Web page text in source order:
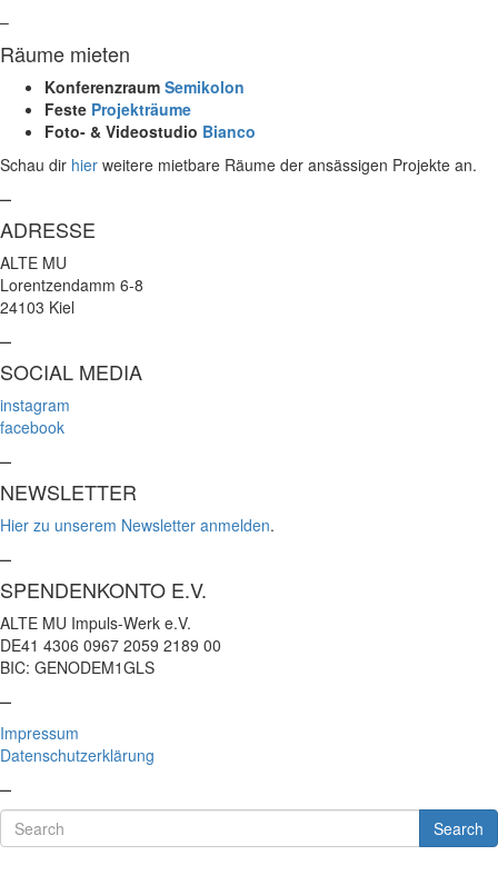
–
Räume mieten
Konferenzraum Semikolon
Feste Projekträume
Foto- & Videostudio Bianco
Schau dir hier weitere mietbare Räume der ansässigen Projekte an.
–
ADRESSE
ALTE MU
Lorentzendamm 6-8
24103 Kiel
–
SOCIAL MEDIA
instagram
facebook
–
NEWSLETTER
Hier zu unserem Newsletter anmelden.
–
SPENDENKONTO E.V.
ALTE MU Impuls-Werk e.V.
DE41 4306 0967 2059 2189 00
BIC: GENODEM1GLS
–
Impressum
Datenschutzerklärung
–
Search